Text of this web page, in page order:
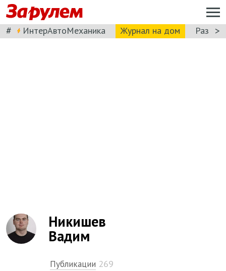
# ИнтерАвтоМеханика Журнал на дом >
Никишев
Вадим
Публикации 269